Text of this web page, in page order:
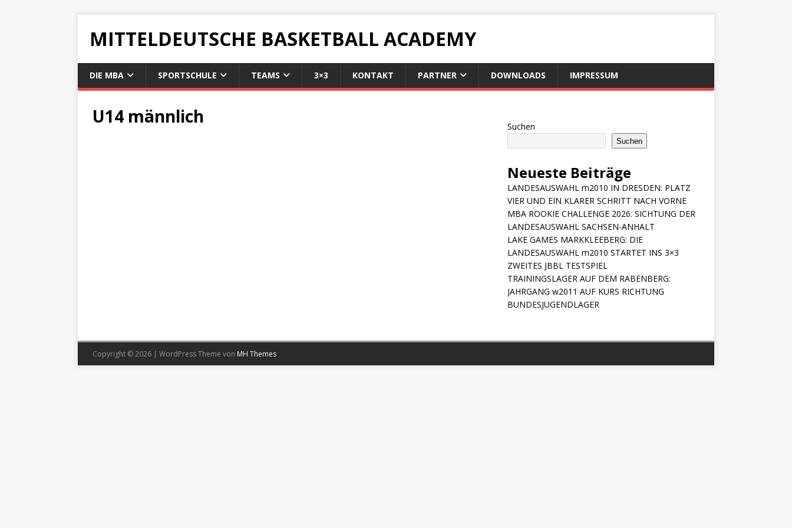
MITTELDEUTSCHE BASKETBALL ACADEMY
DIE MBA SPORTSCHULE TEAMS 3×3 KONTAKT PARTNER DOWNLOADS IMPRESSUM
U14 männlich Suchen
Suchen
Neueste Beiträge
LANDESAUSWAHL m2010 IN DRESDEN: PLATZ
VIER UND EIN KLARER SCHRITT NACH VORNE
MBA ROOKIE CHALLENGE 2026: SICHTUNG DER
LANDESAUSWAHL SACHSEN-ANHALT
LAKE GAMES MARKKLEEBERG: DIE
LANDESAUSWAHL m2010 STARTET INS 3×3
ZWEITES JBBL TESTSPIEL
TRAININGSLAGER AUF DEM RABENBERG:
JAHRGANG w2011 AUF KURS RICHTUNG
BUNDESJUGENDLAGER
Copyright © 2026 | WordPress Theme von MH Themes